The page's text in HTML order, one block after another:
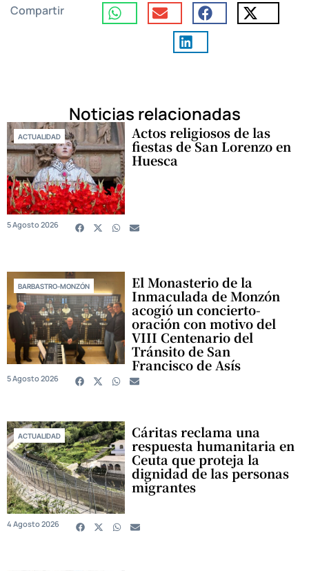
Compartir
Noticias relacionadas
ACTUALIDAD Actos religiosos de las
fiestas de San Lorenzo en
Huesca
5 Agosto 2026
BARBASTRO-MONZÓN El Monasterio de la
Inmaculada de Monzón
acogió un concierto-
oración con motivo del
VIII Centenario del
Tránsito de San
Francisco de Asís
5 Agosto 2026
ACTUALIDAD Cáritas reclama una
respuesta humanitaria en
Ceuta que proteja la
dignidad de las personas
migrantes
4 Agosto 2026